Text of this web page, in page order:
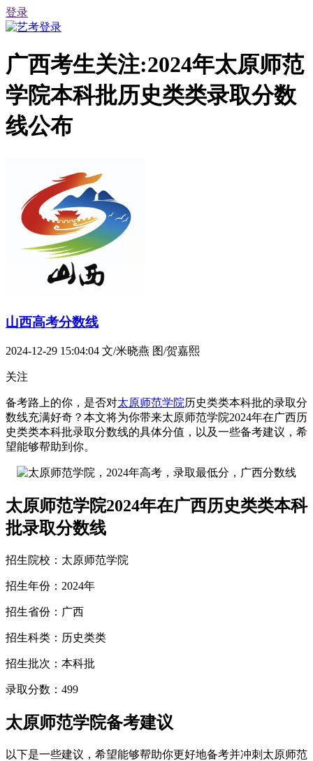
登录
广西考生关注:2024年太原师范
学院本科批历史类类录取分数
线公布
山西高考分数线
2024-12-29 15:04:04 文/米晓燕 图/贺嘉熙
关注
备考路上的你，是否对太原师范学院历史类类本科批的录取分
数线充满好奇？本文将为你带来太原师范学院2024年在广西历
史类类本科批录取分数线的具体分值，以及一些备考建议，希
望能够帮助到你。
太原师范学院2024年在广西历史类类本科
批录取分数线
招生院校：太原师范学院
招生年份：2024年
招生省份：广西
招生科类：历史类类
招生批次：本科批
录取分数：499
太原师范学院备考建议
以下是一些建议，希望能够帮助你更好地备考并冲刺太原师范